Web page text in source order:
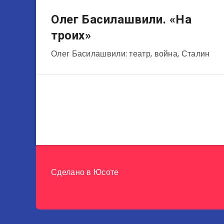
Актеры
Олег Басилашвили. «На
троих»
Олег Басилашвили: театр, война, Сталин
Сделано в Юсоте